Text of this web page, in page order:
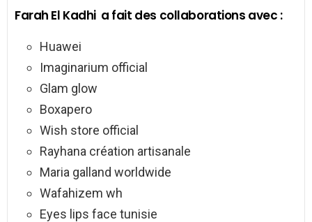
Farah El Kadhi a fait des collaborations avec :
Huawei
Imaginarium official
Glam glow
Boxapero
Wish store official
Rayhana création artisanale
Maria galland worldwide
Wafahizem wh
Eyes lips face tunisie